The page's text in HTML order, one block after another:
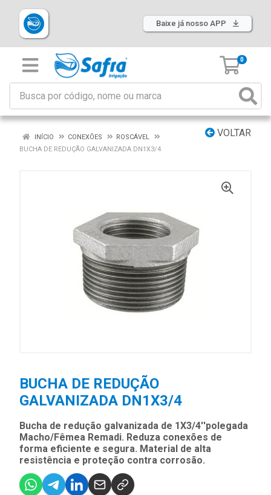
Baixe já nosso APP
0
VOLTAR
INÍCIO CONEXÕES
ROSCÁVEL
BUCHA DE REDUÇÃO GALVANIZADA DN1X3/4
BUCHA DE REDUÇÃO
GALVANIZADA DN1X3/4
Bucha de redução galvanizada de 1X3/4''polegada
Macho/Fêmea Remadi. Reduza conexões de
forma eficiente e segura. Material de alta
resistência e proteção contra corrosão.